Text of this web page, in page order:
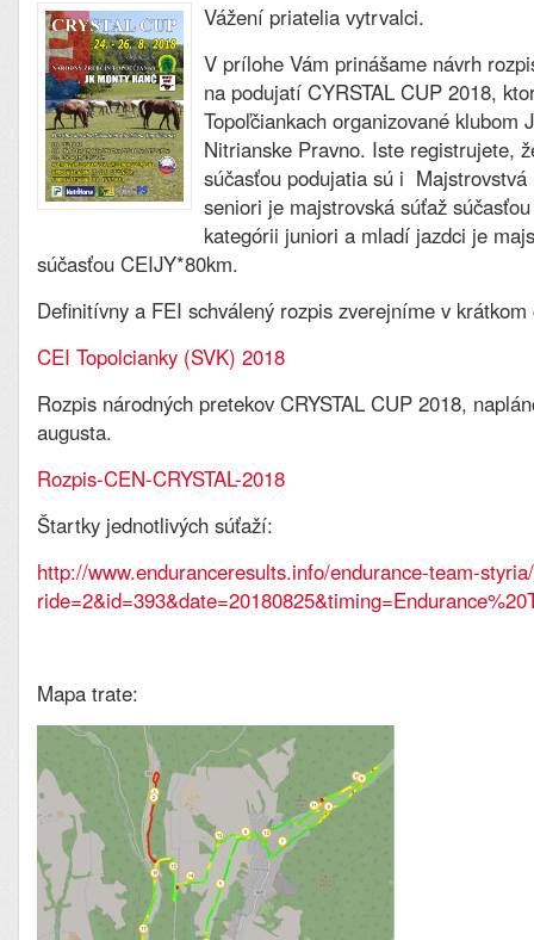
Vážení priatelia vytrvalci.
V prílohe Vám prinášame návrh
na podujatí CYRSTAL CUP 2018,
Topoľčiankach organizované klubom
Nitrianske Pravno. Iste registrujete,
súčasťou podujatia sú i
seniori je majstrovská súťaž
kategórii juniori a mladí jazdci je
súčasťou CEIJY*80km.
Definitívny a FEI schválený rozpis zverejníme v krátkom
CEI Topolcianky (SVK) 2018
Rozpis národných pretekov CRYSTAL CUP 2018,
augusta.
Rozpis-CEN-CRYSTAL-2018
Štartky jednotlivých súťaží:
http://www.enduranceresults.info/endurance-team-
Mapa trate: